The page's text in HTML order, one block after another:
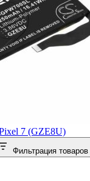
7 (GZE8U)
Фильтрация товаров